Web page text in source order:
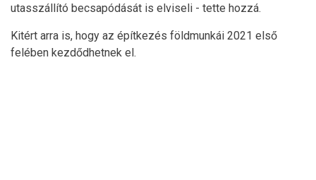
utasszállító becsapódását is elviseli - tette hozzá.
Kitért arra is, hogy az építkezés földmunkái 2021 első
felében kezdődhetnek el.